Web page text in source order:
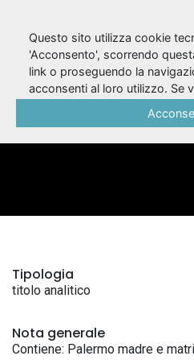
Speciale
BIBLIOGRAFICA
Tipologia
titolo analitico
Nota generale
Contiene: Palermo madre e
Questo sito utilizza cookie
'Acconsento', scorrendo
link o proseguendo la
acconsenti al loro utilizzo. Se